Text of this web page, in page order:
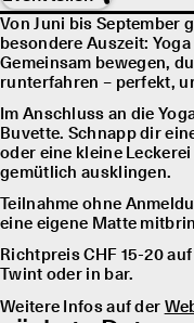
Von Juni bis September
besondere Auszeit:
Gemeinsam bewegen,
runterfahren – perfekt,
Im Anschluss an die
Buvette. Schnapp dir
oder eine kleine
gemütlich ausklingen.
Teilnahme ohne
eine eigene Matte
Richtpreis CHF 15-20
Twint oder in bar.
Weitere Infos auf der